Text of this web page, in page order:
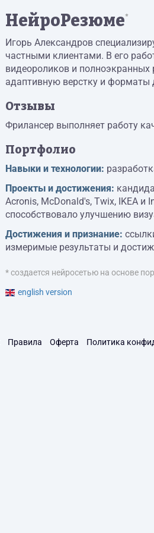
НейроРезюме*
Игорь Александров
частными клиентами. В его
видеороликов и полноэкранных
адаптивную верстку и форматы
Отзывы
Фрилансер выполняет работу
Портфолио
Навыки и технологии:
Проекты и достижения:
Acronis, McDonald's, Twix, IKEA
способствовало улучшению
Достижения и признание:
измеримые результаты и
* создается нейросетью на основе
english version
Правила Оферта Политика